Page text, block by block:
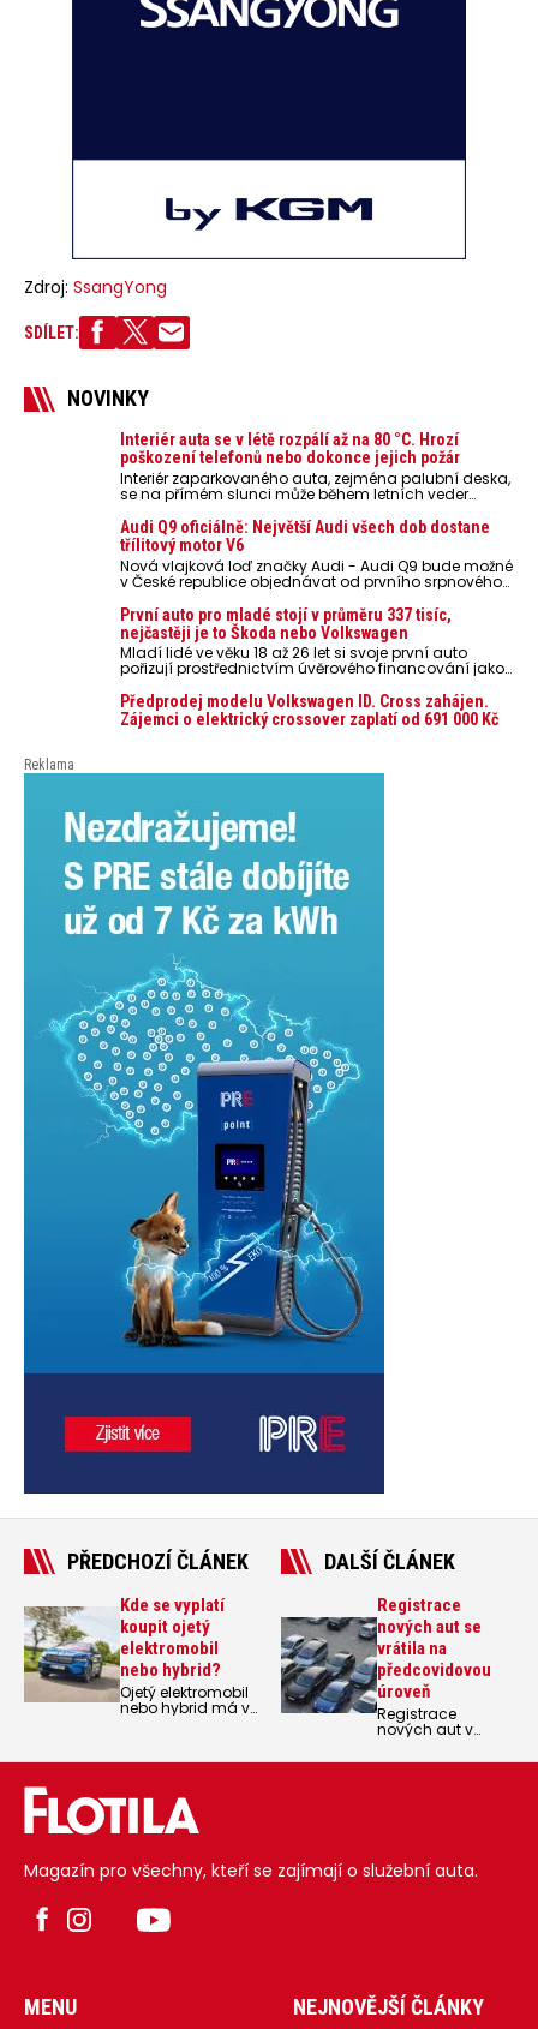
Zdroj: SsangYong
SDÍLET:
NOVINKY
Interiér auta se v létě rozpálí až na 80 °C. Hrozí
poškození telefonů nebo dokonce jejich požár
Interiér zaparkovaného auta, zejména palubní deska,
se na přímém slunci může během letních veder
nebezpečí pro odložené mobilní telefony, powerbanky
nebo notebooky. Můžou urychlit stárnutí baterií,
poškodit elektroniku a ve výjimečných případech i
zvýšit riziko požáru.
Audi Q9 oficiálně: Největší Audi všech dob dostane
třílitový motor V6
Nová vlajková loď značky Audi - Audi Q9 bude možné
v České republice objednávat od prvního srpnového
První auto pro mladé stojí v průměru 337 tisíc,
nejčastěji je to Škoda nebo Volkswagen
Mladí lidé ve věku 18 až 26 let si svoje první auto
pořizují prostřednictvím úvěrového financování jako
auto. Průměrná pořizovací cena vozu dosahuje 337
tisíc korun a průměrná financovaná částka
přesahuje 251 tisíc korun. Vyplývá to z dat Leasingu
Předprodej modelu Volkswagen ID. Cross zahájen.
Zájemci o elektrický crossover zaplatí od 691 000 Kč
Reklama
PŘEDCHOZÍ ČLÁNEK
Kde se vyplatí
koupit ojetý
elektromobil
nebo hybrid?
Ojetý elektromobil
nebo hybrid má v
Španělsku, Itálii
nebo Rumunsku.
DALŠÍ ČLÁNEK
Registrace
nových aut se
vrátila na
předcovidovou
úroveň
Registrace
nových aut v
měsících
pohybují se tak
Magazín pro všechny, kteří se zajímají o služební auta.
MENU NEJNOVĚJŠÍ ČLÁNKY